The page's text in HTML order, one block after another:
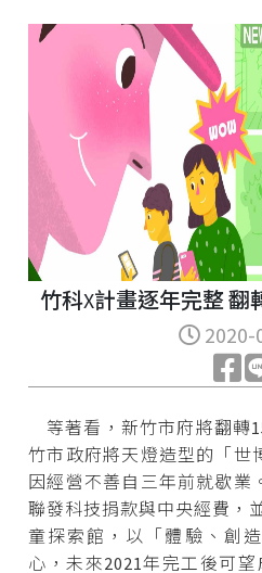
竹科X計畫逐年完整 翻
2020-
等著看，新竹市府將翻轉
竹市政府將天燈造型的「世
因經營不善自三年前就歇業
聯發科技捐款與中央經費，
童探索館，以「體驗、創
心，未來2021年完工後可